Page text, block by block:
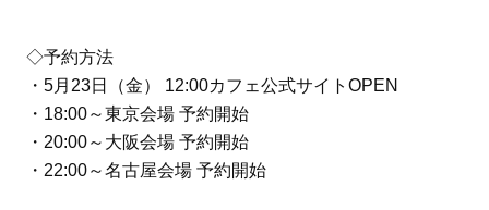
◇予約方法
・5月23日（金） 12:00カフェ公式サイトOPEN
・18:00～東京会場 予約開始
・20:00～大阪会場 予約開始
・22:00～名古屋会場 予約開始